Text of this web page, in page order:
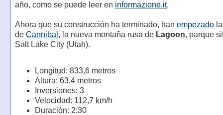
año, como se puede leer en informazione.it.
Ahora que su construcción ha terminado, han empezado
de Cannibal , la nueva montaña rusa de Lagoon, parque
Salt Lake City (Utah).
Longitud: 833,6 metros
Altura: 63,4 metros
Inversiones: 3
Velocidad: 112,7 km/h
Duración: 2:30